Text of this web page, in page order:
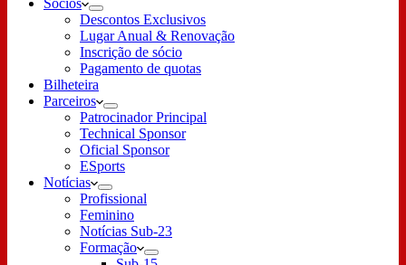
Sócios
Descontos Exclusivos
Lugar Anual & Renovação
Inscrição de sócio
Pagamento de quotas
Bilheteira
Parceiros
Patrocinador Principal
Technical Sponsor
Oficial Sponsor
ESports
Notícias
Profissional
Feminino
Notícias Sub-23
Formação